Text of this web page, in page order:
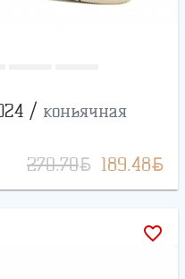
/ коньячная
270.70BYN 189.48BYN
favorite_border